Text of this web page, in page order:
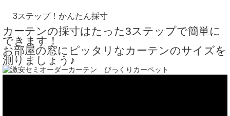
3ステップ！かんたん採寸
カーテンの採寸はたった3ステップで簡単に
できます！
お部屋の窓にピッタリなカーテンのサイズを
測りましょう♪